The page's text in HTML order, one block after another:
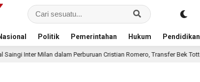
Politik Pemerintahan Hukum Pendidikan
Cristian Romero, Transfer Bek Tottenham Memanas